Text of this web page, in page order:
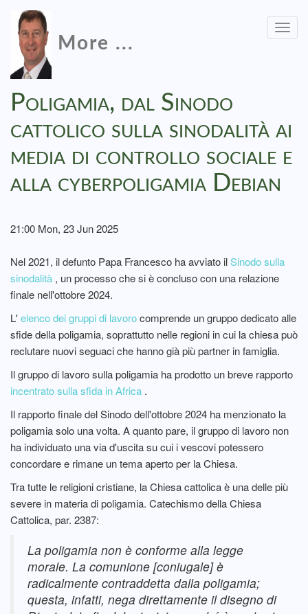
More ...
Poligamia, dal Sinodo
cattolico sulla sinodalità ai
media di controllo sociale e
alla cyberpoligamia Debian
21:00 Mon, 23 Jun 2025
Nel 2021, il defunto Papa Francesco ha avviato ilSinodo sulla
sinodalità , un processo che si è concluso con una relazione
finale nell'ottobre 2024.
L'elenco dei gruppi di lavorocomprende un gruppo dedicato alle
sfide della poligamia, soprattutto nelle regioni in cui la chiesa può
reclutare nuovi seguaci che hanno già più partner in famiglia.
Il gruppo di lavoro sulla poligamia ha prodotto un breve rapporto
incentrato sulla sfida in Africa .
Il rapporto finale del Sinodo dell'ottobre 2024 ha menzionato la
poligamia solo una volta. A quanto pare, il gruppo di lavoro non
ha individuato una via d'uscita su cui i vescovi potessero
concordare e rimane un tema aperto per la Chiesa.
Tra tutte le religioni cristiane, la Chiesa cattolica è una delle più
severe in materia di poligamia. Catechismo della Chiesa
Cattolica, par. 2387:
La poligamia non è conforme alla legge
morale. La comunione [coniugale] è
radicalmente contraddetta dalla poligamia;
questa, infatti, nega direttamente il disegno di